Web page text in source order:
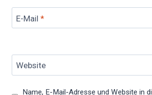
E-Mail *
Website
Name, E-Mail-Adresse und Website in